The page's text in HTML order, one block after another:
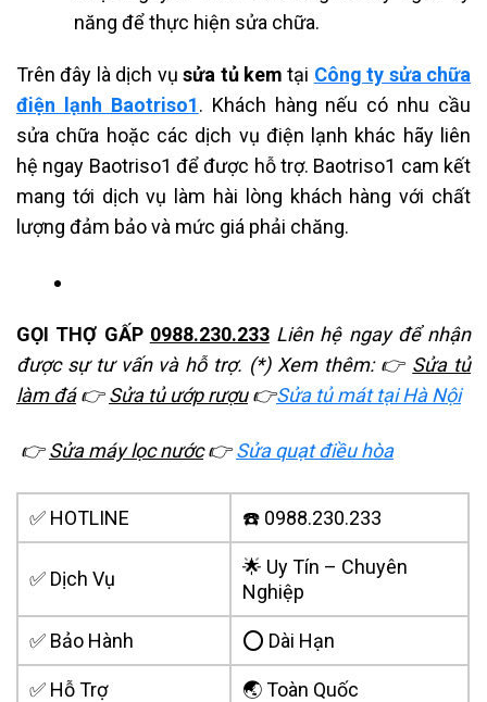
năng để thực hiện sửa chữa.
Trên đây là dịch vụsửa tủ kem tại Công ty sửa chữa
điện lạnh Baotriso1. Khách hàng nếu có nhu cầu
sửa chữa hoặc các dịch vụ điện lạnh khác hãy liên
hệ ngay Baotriso1 để được hỗ trợ. Baotriso1 cam kết
mang tới dịch vụ làm hài lòng khách hàng với chất
lượng đảm bảo và mức giá phải chăng.
GỌI THỢ GẤP 0988.230.233 Liên hệ ngay để nhận
được sự tư vấn và hỗ trợ. (*) Xem thêm: 👉 Sửa tủ
làm đá 👉 Sửa tủ ướp rượu 👉Sửa tủ mát tại Hà Nội
👉 Sửa máy lọc nước 👉 Sửa quạt điều hòa
✅ HOTLINE ☎️ 0988.230.233
✅ Dịch Vụ
🌟 Uy Tín – Chuyên
Nghiệp
✅ Bảo Hành ⭕ Dài Hạn
✅ Hỗ Trợ 🌏 Toàn Quốc